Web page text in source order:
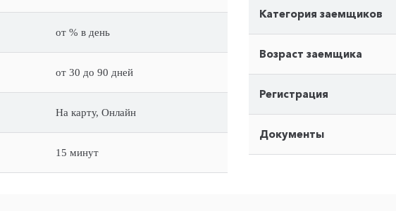
от % в день
от 30 до 90 дней
На карту, Онлайн
15 минут
Категория заемщиков
Возраст заемщика
Регистрация
Документы